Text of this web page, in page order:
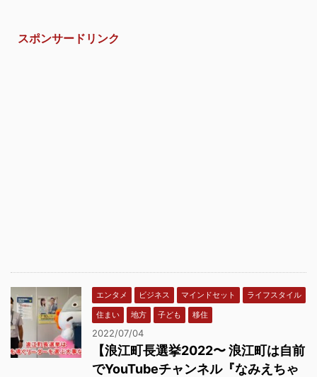
スポンサードリンク
エンタメ ビジネス マインドセット
ライフスタイル
住まい
地方 子ども 移住
2022/07/04
【浪江町長選挙2022〜 浪江町は自前
でYouTubeチャンネル『なみえちゃ